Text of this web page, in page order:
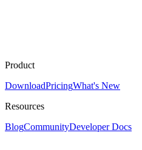
Product
DownloadPricingWhat's New
Resources
BlogCommunityDeveloper Docs